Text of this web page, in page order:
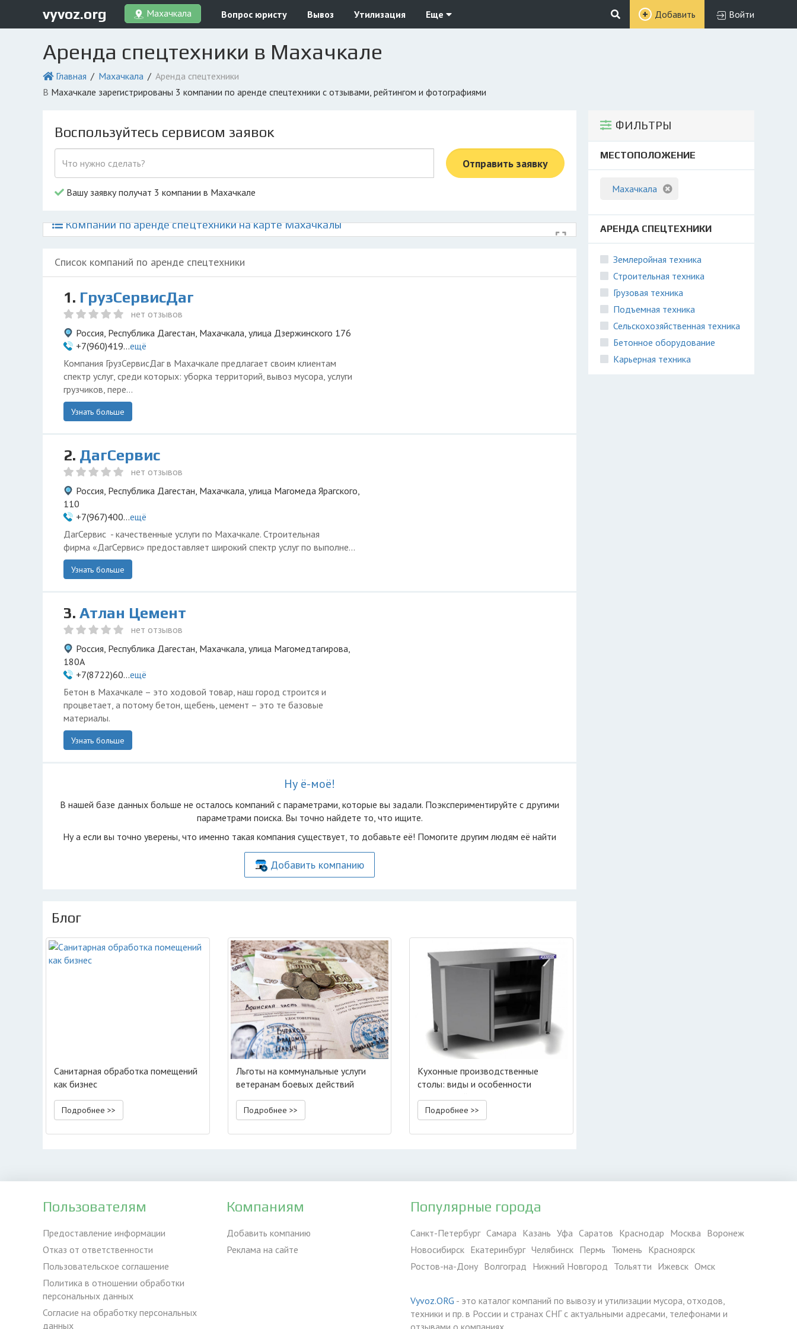
vyvoz.org Махачкала Вопрос юристу Вывоз Утилизация Еще Добавить Войти
Аренда спецтехники в Махачкале
Главная Махачкала
Аренда спецтехники
в Махачкале зарегистрированы 3 компании по аренде спецтехники с отзывами, рейтингом и фотографиями
ФИЛЬТРЫ
МЕСТОПОЛОЖЕНИЕ
Махачкала
АРЕНДА СПЕЦТЕХНИКИ
Землеройная техника
Строительная техника
Грузовая техника
Подъемная техника
Сельскохозяйственная техника
Бетонное оборудование
Карьерная техника
Воспользуйтесь сервисом заявок
Отправить заявку
Вашу заявку получат 3 компании в Махачкале
Компании по аренде спецтехники на карте Махачкалы
Список компаний по аренде спецтехники
1. ГрузСервисДаг
нет отзывов
Россия, Республика Дагестан, Махачкала, улица Дзержинского 176
+7(960)419...ещё
Компания ГрузСервисДаг в Махачкале предлагает своим клиентам
спектр услуг, среди которых: уборка территорий, вывоз мусора, услуги
грузчиков, пере...
Узнать больше
2. ДагСервис
нет отзывов
Россия, Республика Дагестан, Махачкала, улица Магомеда Ярагского,
110
+7(967)400...ещё
ДагСервис - качественные услуги по Махачкале. Строительная
фирма «ДагСервис» предоставляет широкий спектр услуг по выполне...
Узнать больше
3. Атлан Цемент
нет отзывов
Россия, Республика Дагестан, Махачкала, улица Магомедтагирова,
180А
+7(8722)60...ещё
Бетон в Махачкале – это ходовой товар, наш город строится и
процветает, а потому бетон, щебень, цемент – это те базовые
материалы.
Узнать больше
Ну ё-моё!
В нашей базе данных больше не осталоcь компаний с параметрами, которые вы задали. Поэкспериментируйте с другими
параметрами поиска. Вы точно найдете то, что ищите.
Ну а если вы точно уверены, что именно такая компания существует, то добавьте её! Помогите другим людям её найти
Добавить компанию
Блог
Санитарная обработка помещений
как бизнес
Подробнее >>
Льготы на коммунальные услуги
ветеранам боевых действий
Подробнее >>
Кухонные производственные
столы: виды и особенности
конструкций
Подробнее >>
Пользователям
Предоставление информации
Отказ от ответственности
Пользовательское соглашение
Политика в отношении обработки
персональных данных
Согласие на обработку персональных
данных
Компаниям
Добавить компанию
Реклама на сайте
Популярные города
Санкт-Петербург Самара Казань Уфа Саратов Краснодар Москва Воронеж
Новосибирск Екатеринбург Челябинск Пермь Тюмень Красноярск
Ростов-на-Дону Волгоград Нижний Новгород Тольятти Ижевск Омск
Vyvoz.ORG - это каталог компаний по вывозу и утилизации мусора, отходов,
техники и пр. в России и странах СНГ с актуальными адресами, телефонами и
отзывами о компаниях.